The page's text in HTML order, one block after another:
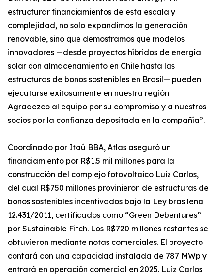
estructurar financiamientos de esta escala y
complejidad, no solo expandimos la generación
renovable, sino que demostramos que modelos
innovadores —desde proyectos híbridos de energía
solar con almacenamiento en Chile hasta las
estructuras de bonos sostenibles en Brasil— pueden
ejecutarse exitosamente en nuestra región.
Agradezco al equipo por su compromiso y a nuestros
socios por la confianza depositada en la compañía”.
Coordinado por Itaú BBA, Atlas aseguró un
financiamiento por R$1.5 mil millones para la
construcción del complejo fotovoltaico Luiz Carlos,
del cual R$750 millones provinieron de estructuras de
bonos sostenibles incentivados bajo la Ley brasileña
12.431/2011, certificados como “Green Debentures”
por Sustainable Fitch. Los R$720 millones restantes se
obtuvieron mediante notas comerciales. El proyecto
contará con una capacidad instalada de 787 MWp y
entrará en operación comercial en 2025. Luiz Carlos